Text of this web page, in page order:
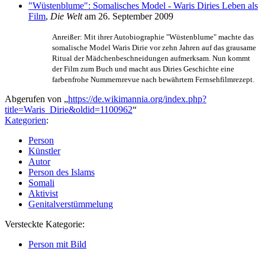
"Wüstenblume": Somalisches Model - Waris Diries Leben als
Film, Die Weltam 26. September 2009
Anreißer: Mit ihrer Autobiographie "Wüstenblume" machte das
somalische Model Waris Dirie vor zehn Jahren auf das grausame
Ritual der Mädchen­beschneidungen aufmerksam. Nun kommt
der Film zum Buch und macht aus Diries Geschichte eine
farbenfrohe Nummern­revue nach bewährtem Fernseh­film­rezept.
Abgerufen von „https://de.wikimannia.org/index.php?
title=Waris_Dirie&oldid=1100962“
Kategorien:
Person
Künstler
Autor
Person des Islams
Somali
Aktivist
Genitalverstümmelung
Versteckte Kategorie:
Person mit Bild